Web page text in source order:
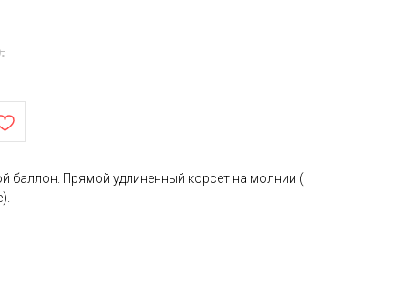
баллон. Прямой удлиненный корсет на молнии (